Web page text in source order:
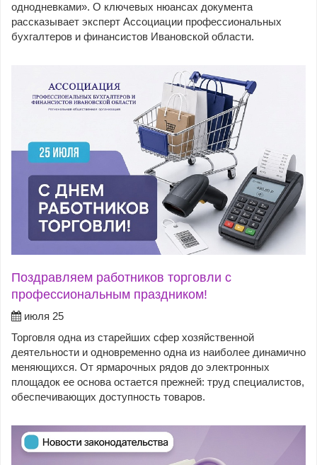
однодневками». О ключевых нюансах документа
рассказывает эксперт Ассоциации профессиональных
бухгалтеров и финансистов Ивановской области.
Поздравляем работников торговли с
профессиональным праздником!
июля 25
Торговля одна из старейших сфер хозяйственной
деятельности и одновременно одна из наиболее динамично
меняющихся. От ярмарочных рядов до электронных
площадок ее основа остается прежней: труд специалистов,
обеспечивающих доступность товаров.